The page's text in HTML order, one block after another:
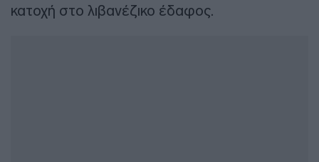
κατοχή στο λιβανέζικο έδαφος.